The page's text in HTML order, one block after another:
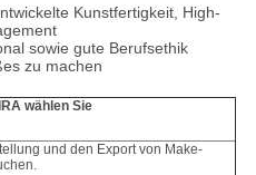
Kunstfertigkeit, High-
sowie gute Berufsethik
zu machen
wählen Sie
und den Export von Make-